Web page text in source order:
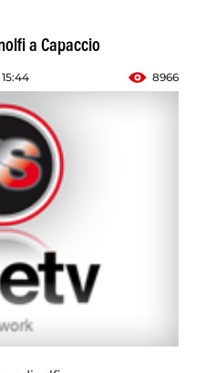
a Capaccio
8966